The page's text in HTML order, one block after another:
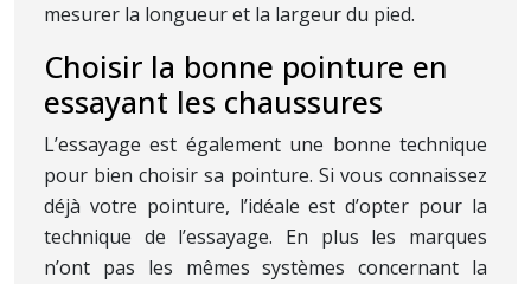
mesurer la longueur et la largeur du pied.
Choisir la bonne pointure en
essayant les chaussures
L’essayage est également une bonne technique
pour bien choisir sa pointure. Si vous connaissez
déjà votre pointure, l’idéale est d’opter pour la
technique de l’essayage. En plus les marques
n’ont pas les mêmes systèmes concernant la